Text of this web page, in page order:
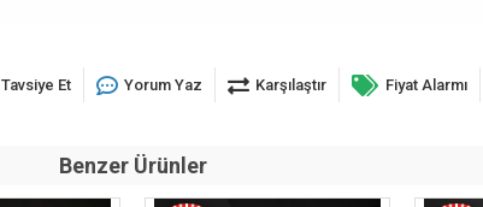
Tavsiye Et Yorum Yaz Karşılaştır Fiyat Alarmı
Benzer Ürünler